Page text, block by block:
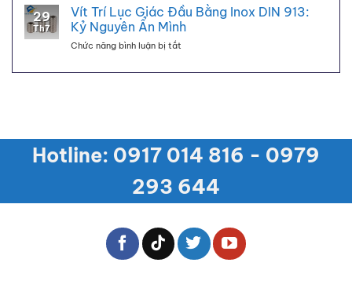
Ống
Kép
GB9074.8:
Hợp
Lông
Inox
Liền
DIN
Hợp
Thông
29
Th7
Vít Trí Lục Giác Đầu Bằng Inox DIN 913:
Kỷ Nguyên Ẩn Mình
Chức năng bình luận bị tắt
Trí
Inox
DIN
913:
Kỷ
Nguyên
Ẩn
Hotline: 0917 014 816 - 0979
293 644